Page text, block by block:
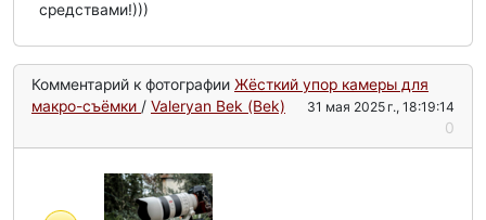
средствами!)))
Комментарий к фотографии Жёсткий упор камеры для
макро-съёмки / Valeryan Bek (Bek) 31 мая 2025 г., 18:19:14
0